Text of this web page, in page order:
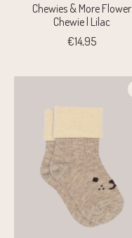
Chewies & More Flower
Chewie | Lilac
€14,95